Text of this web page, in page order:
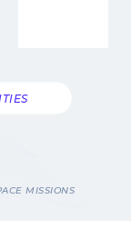
MISSIONS